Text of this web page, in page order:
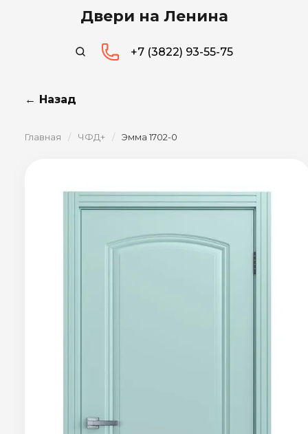
Двери на Ленина
+7 (3822) 93-55-75
← Назад
Главная / ЧФД+ / Эмма 1702-0